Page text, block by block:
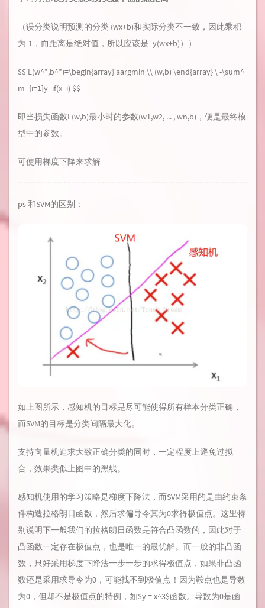
（误分类说明预测的分类 (wx+b)和实际分类不一致，因此乘积
为-1，而距离是绝对值，所以应该是 -y(wx+b)））
$$ L(w^*,b^*)=\begin{array} aargmin \\ (w,b) \end{array} \ -\sum^
m_{i=1}y_if(x_i) $$
即当损失函数L(w,b)最小时的参数(w1,w2, ... , wn,b)，便是最终模
型中的参数。
可使用梯度下降来求解
ps 和SVM的区别：
如上图所示，感知机的目标是尽可能使得所有样本分类正确，
而SVM的目标是分类间隔最大化。
支持向量机追求大致正确分类的同时，一定程度上避免过拟
合，效果类似上图中的黑线。
感知机使用的学习策略是梯度下降法，而SVM采用的是由约束条
件构造拉格朗日函数，然后求偏导令其为0求得极值点。这里特
别说明下一般我们的拉格朗日函数是符合凸函数的，因此对于
凸函数一定存在极值点，也是唯一的最优解。而一般的非凸函
数，只好采用梯度下降法一步一步的求得极值点，如果非凸函
数还是采用求导令为0，可能找不到极值点！因为鞍点也是导数
为0，但却不是极值点的特例，如$y = x^3$函数。导数为0是函